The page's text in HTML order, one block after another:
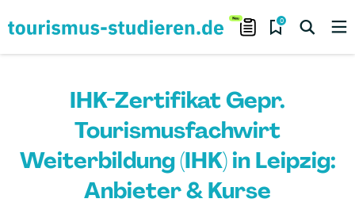
0
IHK-Zertifikat Gepr.
Tourismusfachwirt
Weiterbildung (IHK) in Leipzig:
Anbieter & Kurse